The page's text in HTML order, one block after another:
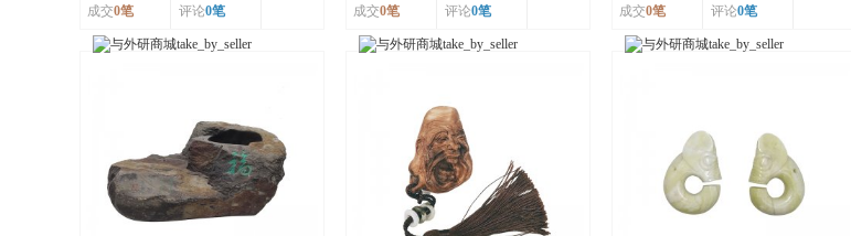
成交0笔 评论0笔 成交0笔 评论0笔 成交0笔 评论0笔